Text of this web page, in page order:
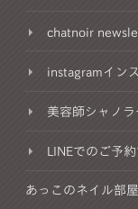
chatnoir
instagramイン
美容師シャノ
LINEでのご予
あっこのネイル部屋